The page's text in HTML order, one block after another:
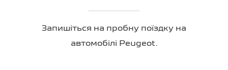
Запишіться на пробну поїздку на
автомобілі Peugeot.